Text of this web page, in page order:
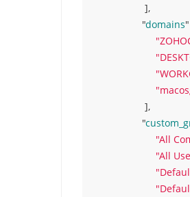
],
"domains
],
"
"All
"All